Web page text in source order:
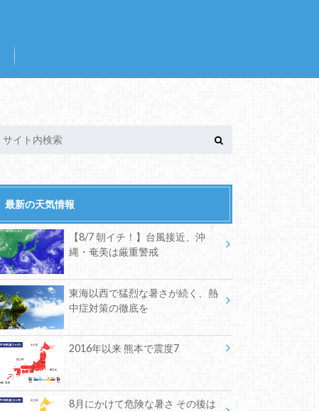
最新の天気情報
【8/7 朝イチ！】台風接近、沖
縄・奄美は厳重警戒
東海以西で猛烈な暑さが続く、熱
中症対策の徹底を
2016年以来 熊本で震度7
8月にかけて危険な暑さ その後は